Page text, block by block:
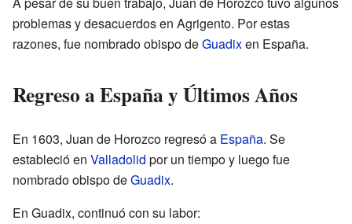
problemas y desacuerdos en Agrigento. Por estas
razones, fue nombrado obispo deGuadixen España.
Regreso a España y Últimos Años
En 1603, Juan de Horozco regresó a España. Se
estableció en Valladolid por un tiempo y luego fue
nombrado obispo deGuadix.
En Guadix, continuó con su labor: